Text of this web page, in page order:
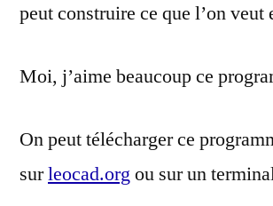
peut construire ce que l’on veut
Moi, j’aime beaucoup ce
On peut télécharger ce
surleocad.orgou sur un